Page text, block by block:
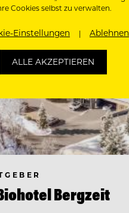
Bergzeit
Cookies selbst zu verwalten.
Einstellungen Ablehnen
ALLE AKZEPTIEREN